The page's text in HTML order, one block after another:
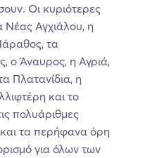
Οι κυριότερες
Νέας Αγχιάλου, η
τα
ο Άναυρος, η Αγριά,
Πλατανίδια, η
και το
πολυάριθμες
και τα περήφανα όρη
για όλων των